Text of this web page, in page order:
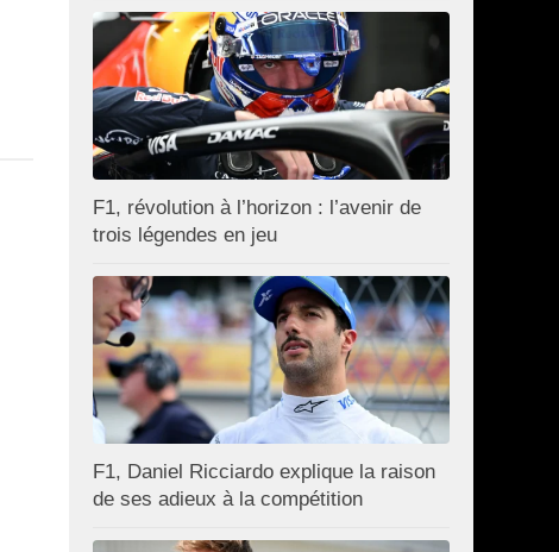
F1, révolution à l’horizon : l’avenir de
trois légendes en jeu
F1, Daniel Ricciardo explique la raison
de ses adieux à la compétition